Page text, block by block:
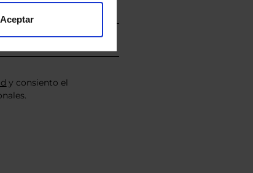
Aceptar
y consiento el